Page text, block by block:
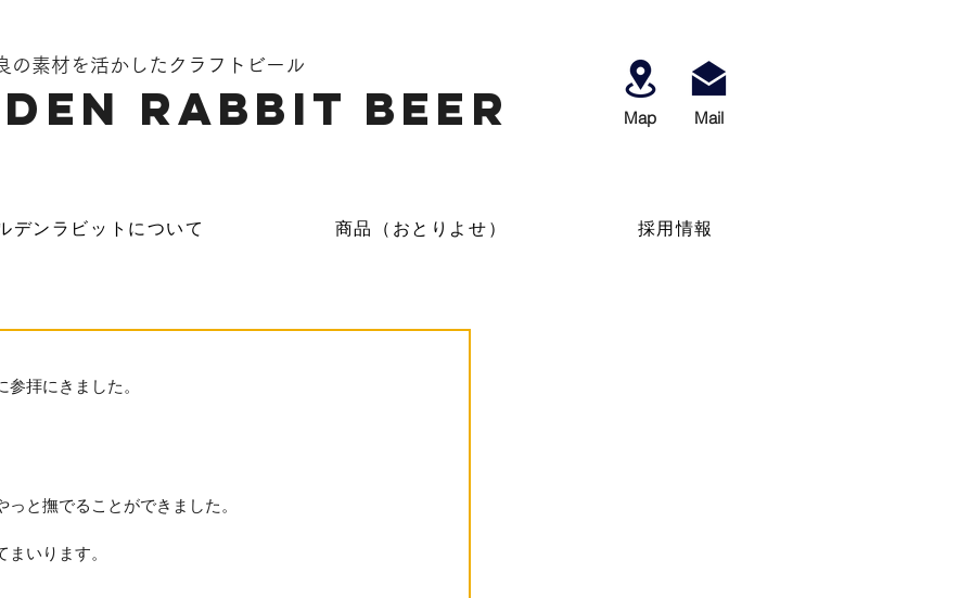
の素材を活かしたクラフトビール
Rabbit Beer Map ​Mail
デンラビットについて 商品（おとりよせ） 採用情報
拝にきました。
と撫でることができました。
いります。